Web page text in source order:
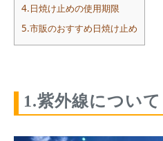
4.日焼け止めの使用期限
5.市販のおすすめ日焼け止め
1.紫外線について